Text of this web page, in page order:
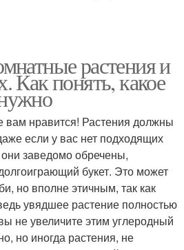
растения и
Как понять, какое
вам нравится! Растения должны
если у вас нет подходящих
заведомо обречены,
букет. Это может
но вполне этичным, так как
увядшее растение полностью
не увеличите этим углеродный
но иногда растения, не